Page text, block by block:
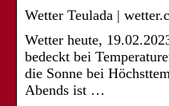
Wetter Teulada |
Wetter heute,
bedeckt bei
die Sonne bei
Abends ist …